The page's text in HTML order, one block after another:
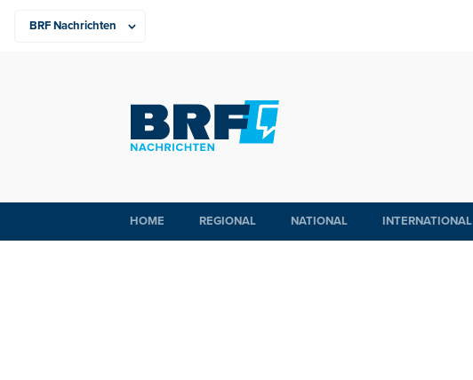
HOME REGIONAL NATIONAL INTERNATIONAL